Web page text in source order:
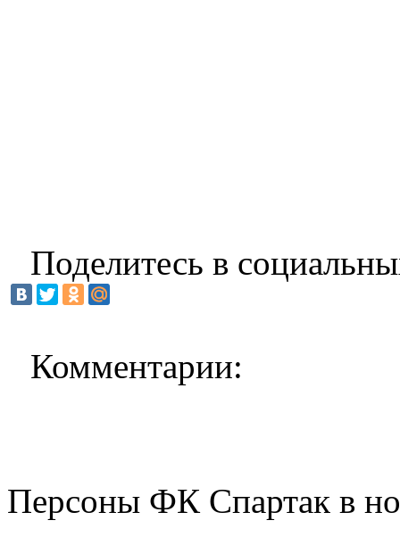
Поделитесь в
Комментарии:
Персоны ФК Спартак в